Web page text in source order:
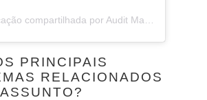
PRINCIPAIS
RELACIONADOS